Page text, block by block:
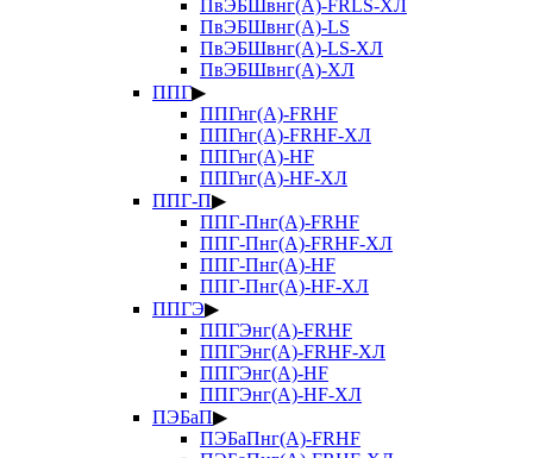
ПвЭБШвнг(А)-FRLS-ХЛ
ПвЭБШвнг(А)-LS
ПвЭБШвнг(А)-LS-ХЛ
ПвЭБШвнг(А)-ХЛ
ППГ▶
ППГнг(А)-FRHF
ППГнг(А)-FRHF-ХЛ
ППГнг(А)-HF
ППГнг(А)-HF-ХЛ
ППГ-П▶
ППГ-Пнг(А)-FRHF
ППГ-Пнг(А)-FRHF-ХЛ
ППГ-Пнг(А)-HF
ППГ-Пнг(А)-HF-ХЛ
ППГЭ▶
ППГЭнг(А)-FRHF
ППГЭнг(А)-FRHF-ХЛ
ППГЭнг(А)-HF
ППГЭнг(А)-HF-ХЛ
ПЭБаП▶
ПЭБаПнг(А)-FRHF